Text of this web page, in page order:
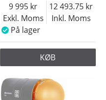
Exkl. Moms
9 995
Inkl. Moms
12 493.75
På lager
KØB